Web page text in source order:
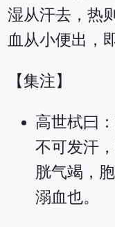
湿从汗去，热
血从小便出，
【集注】
高世栻曰
不可发汗
胱气竭，
溺血也。